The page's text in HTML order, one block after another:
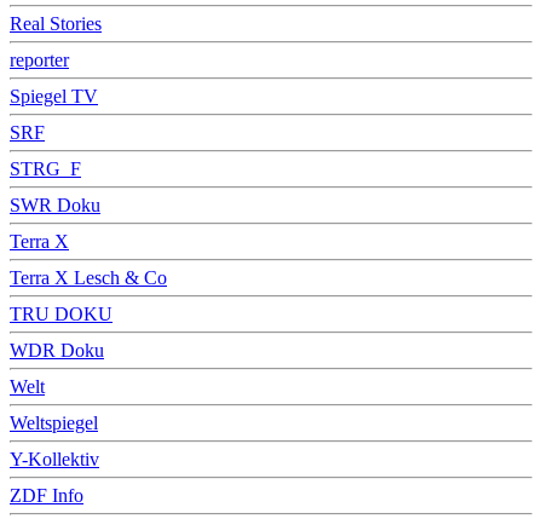
Real Stories
reporter
Spiegel TV
SRF
STRG_F
SWR Doku
Terra X
Terra X Lesch & Co
TRU DOKU
WDR Doku
Welt
Weltspiegel
Y-Kollektiv
ZDF Info